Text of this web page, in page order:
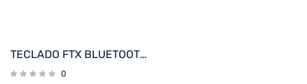
TECLADO FTX BLUETOOTH FTXB1000 ULTRA SLIM ESP/PLATA
0